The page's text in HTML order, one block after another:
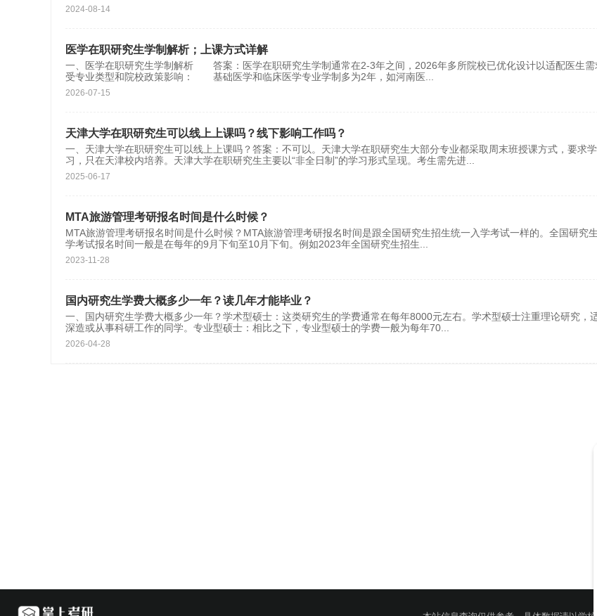
2024-08-14
医学在职研究生学制解析；上课方式详解
一、医学在职研究生学制解析 答案：医学在职研究生学制通常在2-3年之间，2026年多所院校已优化设计以适配医生需
受专业类型和院校政策影响： 基础医学和临床医学专业学制多为2年，如河南医
2026-07-15
天津大学在职研究生可以线上上课吗？线下影响工作吗？
一、天津大学在职研究生可以线上上课吗？答案：不可以。天津大学在职研究生大部分专业都采取周末班授课方式，要求
习，只在天津校内培养。天津大学在职研究生主要以“非全日制”的学习形式呈现。考生需先进
2025-06-17
MTA旅游管理考研报名时间是什么时候？
MTA旅游管理考研报名时间是什么时候？MTA旅游管理考研报名时间是跟全国研究生招生统一入学考试一样的。全国研究
学考试报名时间一般是在每年的9月下旬至10月下旬。例如2023年全国研究生招生
2023-11-28
国内研究生学费大概多少一年？读几年才能毕业？
一、国内研究生学费大概多少一年？学术型硕士：这类研究生的学费通常在每年8000元左右。学术型硕士注重理论研究，
深造或从事科研工作的同学。专业型硕士：相比之下，专业型硕士的学费一般为每年70
2026-04-28